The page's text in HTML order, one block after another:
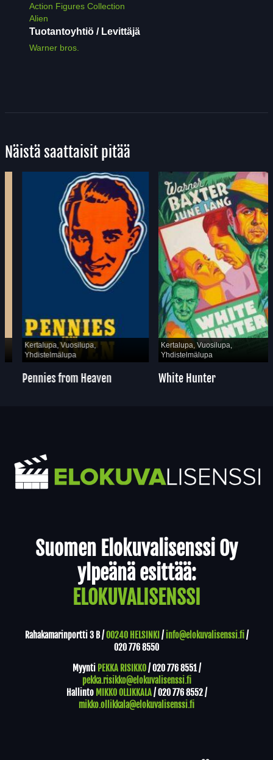
Action Figures Collection
Alien
Tuotantoyhtiö / Levittäjä
Warner bros.
Näistä saattaisit pitää
Kertalupa, Vuosilupa,
Yhdistelmälupa
Pennies from Heaven
Kertalupa, Vuosilupa,
Yhdistelmälupa
White Hunter
Suomen Elokuvalisenssi Oy
ylpeänä esittää:
ELOKUVALISENSSI
Rahakamarinportti 3 B /00240 HELSINKI / info@elokuvalisenssi.fi/
020 776 8550
Myynti PEKKA RISIKKO/020 776 8551/
pekka.risikko@elokuvalisenssi.fi
Hallinto MIKKO OLLIKKALA/020 776 8552/
mikko.ollikkala@elokuvalisenssi.fi